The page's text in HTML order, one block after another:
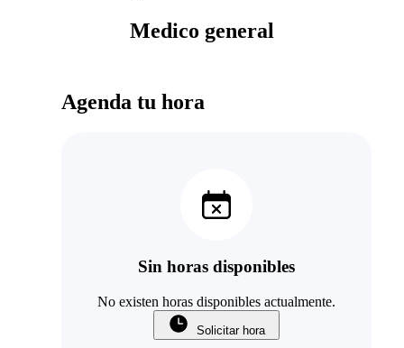
Medico general
Agenda tu hora
Sin horas disponibles
No existen horas disponibles actualmente.
Solicitar hora